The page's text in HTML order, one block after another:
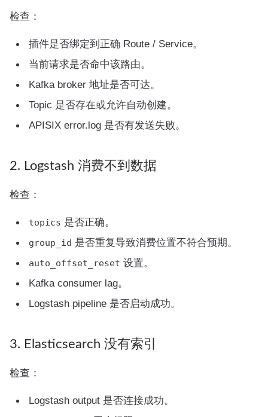
检查：
插件是否绑定到正确 Route / Service。
当前请求是否命中该路由。
Kafka broker 地址是否可达。
Topic 是否存在或允许自动创建。
APISIX error.log 是否有发送失败。
2. Logstash 消费不到数据
检查：
topics 是否正确。
group_id 是否重复导致消费位置不符合预期。
auto_offset_reset 设置。
Kafka consumer lag。
Logstash pipeline 是否启动成功。
3. Elasticsearch 没有索引
检查：
Logstash output 是否连接成功。